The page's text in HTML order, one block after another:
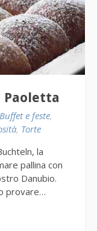
Paoletta
Buffet e feste,
, Torte
la
pallina con
Danubio.
provare…